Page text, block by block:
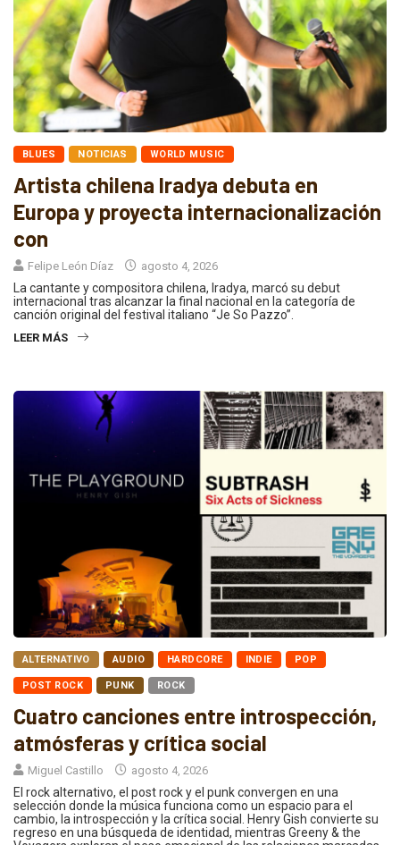
BLUES NOTICIAS WORLD MUSIC
Artista chilena Iradya debuta en
Europa y proyecta internacionalización
con
Felipe León Díaz agosto 4, 2026
La cantante y compositora chilena, Iradya, marcó su debut
internacional tras alcanzar la final nacional en la categoría de
canción original del festival italiano “Je So Pazzo”.
LEER MÁS
ALTERNATIVO AUDIO HARDCORE INDIE POP
POST ROCK PUNK ROCK
Cuatro canciones entre introspección,
atmósferas y crítica social
Miguel Castillo agosto 4, 2026
El rock alternativo, el post rock y el punk convergen en una
selección donde la música funciona como un espacio para el
cambio, la introspección y la crítica social. Henry Gish convierte su
regreso en una búsqueda de identidad, mientras Greeny & the